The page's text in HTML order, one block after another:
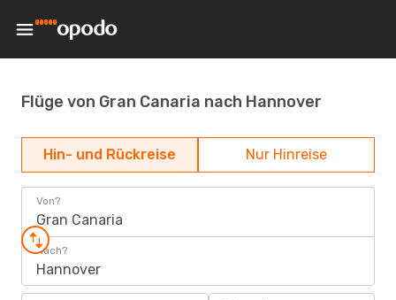
Flüge von Gran Canaria nach Hannover
Hin- und Rückreise Nur Hinreise
Von?
Gran Canaria
Nach?
Hannover